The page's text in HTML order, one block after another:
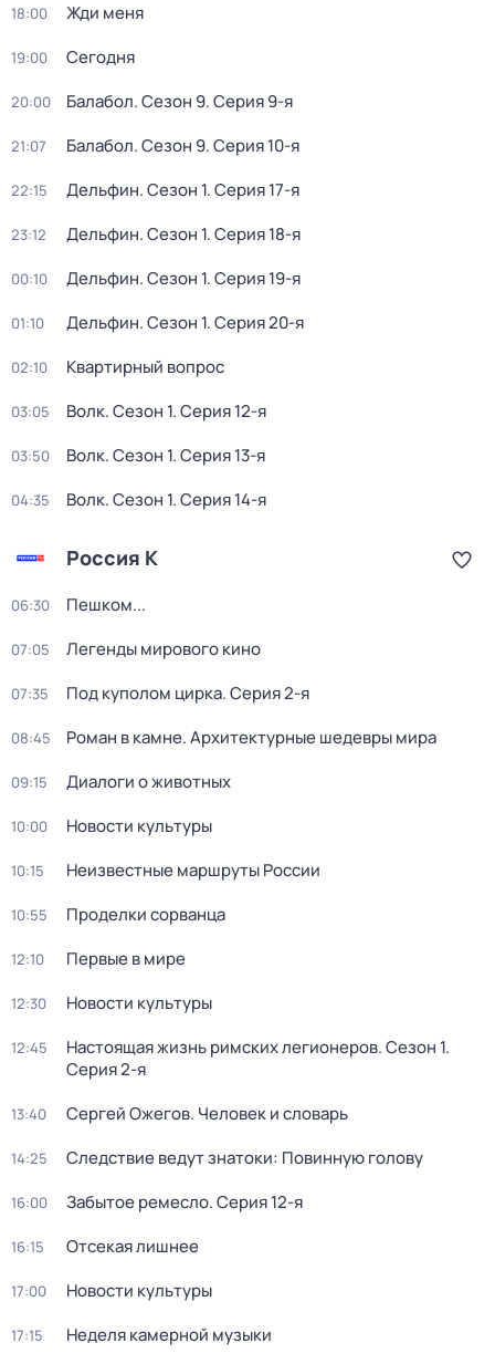
18:00 Жди меня
19:00 Сегодня
20:00 Балабол. Сезон 9. Серия 9-я
21:07 Балабол. Сезон 9. Серия 10-я
22:15 Дельфин. Сезон 1. Серия 17-я
23:12 Дельфин. Сезон 1. Серия 18-я
00:10 Дельфин. Сезон 1. Серия 19-я
01:10 Дельфин. Сезон 1. Серия 20-я
02:10 Квартирный вопрос
03:05 Волк. Сезон 1. Серия 12-я
03:50 Волк. Сезон 1. Серия 13-я
04:35 Волк. Сезон 1. Серия 14-я
Россия К
06:30 Пешком...
07:05 Легенды мирового кино
07:35 Под куполом цирка. Серия 2-я
08:45 Роман в камне. Архитектурные шедевры мира
09:15 Диалоги о животных
10:00 Новости культуры
10:15 Неизвестные маршруты России
10:55 Проделки сорванца
12:10 Первые в мире
12:30 Новости культуры
12:45 Настоящая жизнь римских легионеров. Сезон 1.
Серия 2-я
13:40 Сергей Ожегов. Человек и словарь
14:25 Следствие ведут знатоки: Повинную голову
16:00 Забытое ремесло. Серия 12-я
16:15 Отсекая лишнее
17:00 Новости культуры
17:15 Неделя камерной музыки